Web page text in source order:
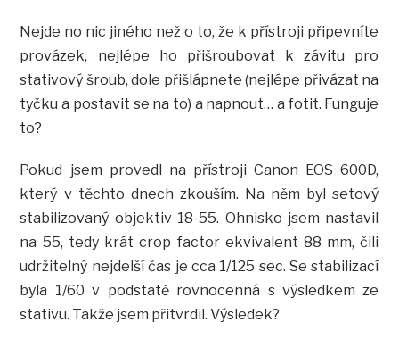
Nejde no nic jiného než o to, že k přístroji připevníte
provázek, nejlépe ho přišroubovat k závitu pro
stativový šroub, dole přišlápnete (nejlépe přivázat na
tyčku a postavit se na to) a napnout… a fotit. Funguje
to?
Pokud jsem provedl na přístroji Canon EOS 600D,
který v těchto dnech zkouším. Na něm byl setový
stabilizovaný objektiv 18-55. Ohnisko jsem nastavil
na 55, tedy krát crop factor ekvivalent 88 mm, čili
udržitelný nejdelší čas je cca 1/125 sec. Se stabilizací
byla 1/60 v podstatě rovnocenná s výsledkem ze
stativu. Takže jsem přitvrdil. Výsledek?